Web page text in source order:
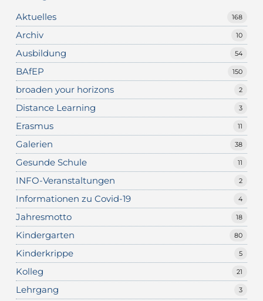
Aktuelles 168
Archiv 10
Ausbildung 54
BAfEP 150
broaden your horizons 2
Distance Learning 3
Erasmus 11
Galerien 38
Gesunde Schule 11
INFO-Veranstaltungen 2
Informationen zu Covid-19 4
Jahresmotto 18
Kindergarten 80
Kinderkrippe 5
Kolleg 21
Lehrgang 3